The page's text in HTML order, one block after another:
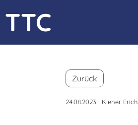
TTC
Zurück
24.08.2023 , Kiener Erich